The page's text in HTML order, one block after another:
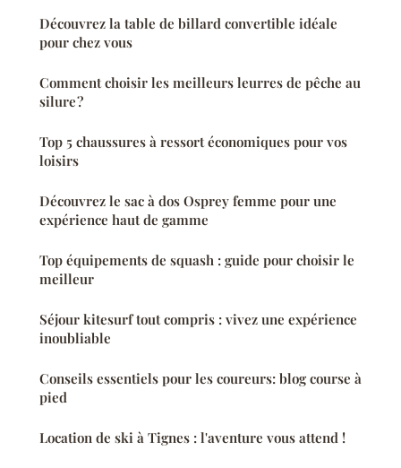
Découvrez la table de billard convertible idéale
pour chez vous
Comment choisir les meilleurs leurres de pêche au
silure ?
Top 5 chaussures à ressort économiques pour vos
loisirs
Découvrez le sac à dos Osprey femme pour une
expérience haut de gamme
Top équipements de squash : guide pour choisir le
meilleur
Séjour kitesurf tout compris : vivez une expérience
inoubliable
Conseils essentiels pour les coureurs: blog course à
pied
Location de ski à Tignes : l'aventure vous attend !